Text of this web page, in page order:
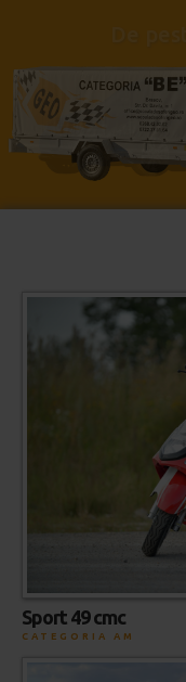
Sport 49 cmc
CATEGORIA AM